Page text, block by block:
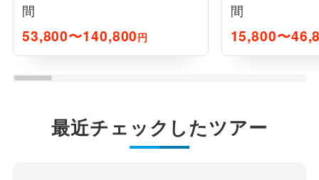
間
53,800〜140,800円
間
15,800〜
最近チェックしたツアー